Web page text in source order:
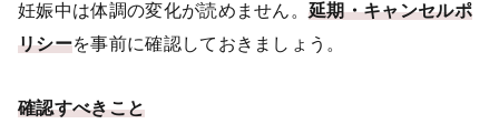
妊娠中は体調の変化が読めません。延期・キャンセルポ
リシーを事前に確認しておきましょう。
確認すべきこと